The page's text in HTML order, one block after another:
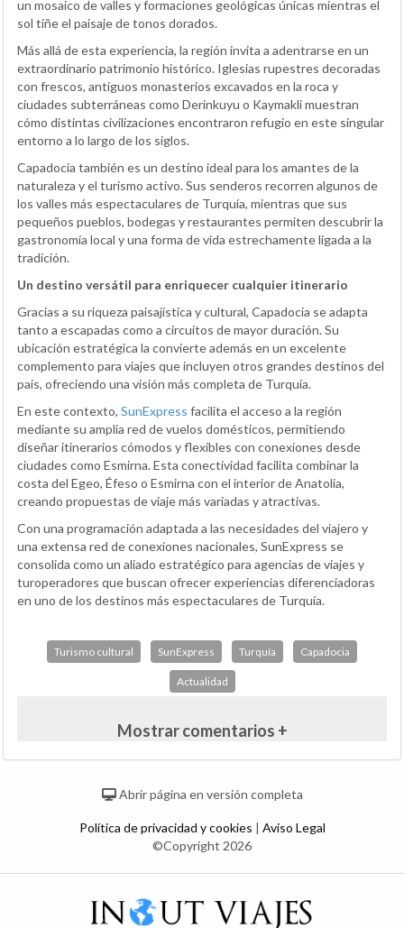
un mosaico de valles y formaciones geológicas únicas mientras el
sol tiñe el paisaje de tonos dorados.
Más allá de esta experiencia, la región invita a adentrarse en un
extraordinario patrimonio histórico. Iglesias rupestres decoradas
con frescos, antiguos monasterios excavados en la roca y
ciudades subterráneas como Derinkuyu o Kaymakli muestran
cómo distintas civilizaciones encontraron refugio en este singular
entorno a lo largo de los siglos.
Capadocia también es un destino ideal para los amantes de la
naturaleza y el turismo activo. Sus senderos recorren algunos de
los valles más espectaculares de Turquía, mientras que sus
pequeños pueblos, bodegas y restaurantes permiten descubrir la
gastronomía local y una forma de vida estrechamente ligada a la
tradición.
Un destino versátil para enriquecer cualquier itinerario
Gracias a su riqueza paisajística y cultural, Capadocia se adapta
tanto a escapadas como a circuitos de mayor duración. Su
ubicación estratégica la convierte además en un excelente
complemento para viajes que incluyen otros grandes destinos del
país, ofreciendo una visión más completa de Turquía.
En este contexto, SunExpress facilita el acceso a la región
mediante su amplia red de vuelos domésticos, permitiendo
diseñar itinerarios cómodos y flexibles con conexiones desde
ciudades como Esmirna. Esta conectividad facilita combinar la
costa del Egeo, Éfeso o Esmirna con el interior de Anatolia,
creando propuestas de viaje más variadas y atractivas.
Con una programación adaptada a las necesidades del viajero y
una extensa red de conexiones nacionales, SunExpress se
consolida como un aliado estratégico para agencias de viajes y
turoperadores que buscan ofrecer experiencias diferenciadoras
en uno de los destinos más espectaculares de Turquía.
Turismo cultural SunExpress Turquía Capadocia
Actualidad
Mostrar comentarios +
Abrir página en versión completa
Política de privacidad y cookies | Aviso Legal
©Copyright 2026